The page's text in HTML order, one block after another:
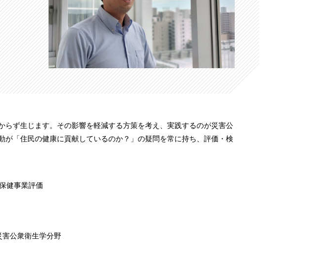
ず生じます。その影響を軽減する方策を考え、実践するのが災害公
「住民の健康に貢献しているのか？」の疑問を常に持ち、評価・検
健事業評価
公衆衛生学分野